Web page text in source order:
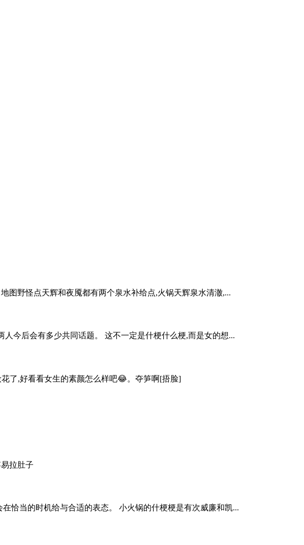
图野怪点天辉和夜魇都有两个泉水补给点,火锅天辉泉水清澈,...
今后会有多少共同话题。 这不一定是什梗什么梗,而是女的想...
了,好看看女生的素颜怎么样吧😂。夺笋啊[捂脸]
拉肚子
恰当的时机给与合适的表态。 小火锅的什梗梗是有次威廉和凯...